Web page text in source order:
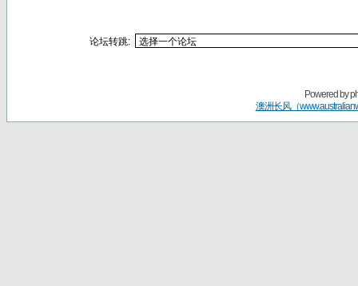
论坛转跳:
Powered by
澳洲长风（